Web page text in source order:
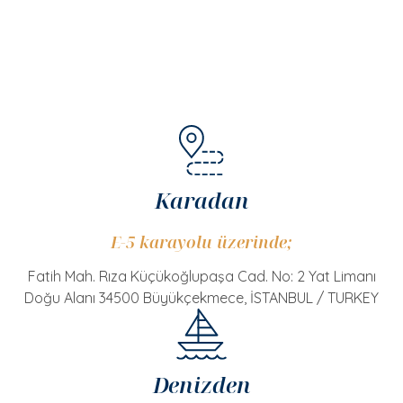
Karadan
E-5 karayolu üzerinde;
Fatih Mah. Rıza Küçükoğlupaşa Cad. No: 2 Yat Limanı
Doğu Alanı 34500 Büyükçekmece, İSTANBUL / TURKEY
Denizden